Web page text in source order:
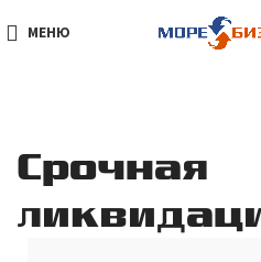
МЕНЮ
Срочная